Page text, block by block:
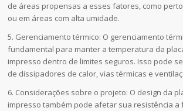
de áreas propensas a esses fatores, como
ou em áreas com alta umidade.
5. Gerenciamento térmico: O gerenciamento
fundamental para manter a temperatura da
impresso dentro de limites seguros. Isso pode
de dissipadores de calor, vias térmicas e
6. Considerações sobre o projeto: O design da
impresso também pode afetar sua resistência a